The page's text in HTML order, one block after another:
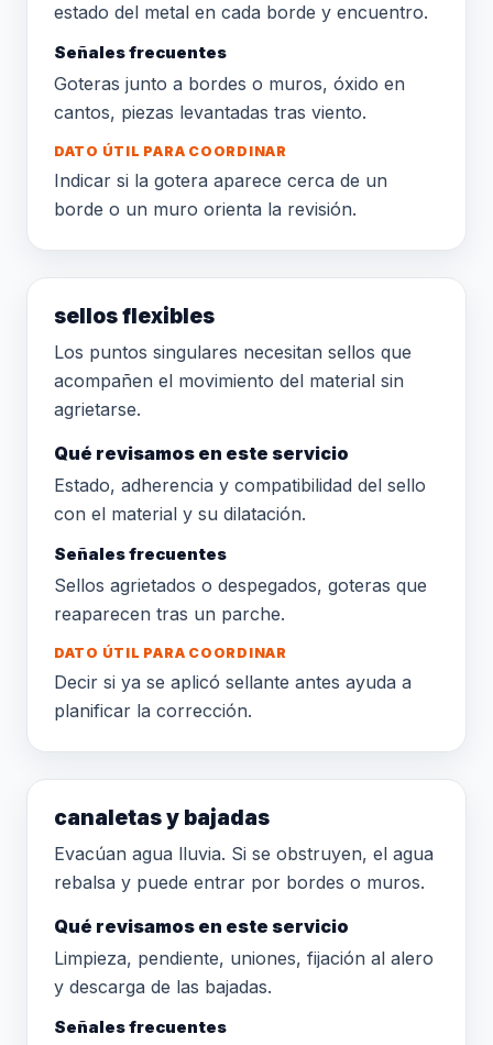
estado del metal en cada borde y encuentro.
Señales frecuentes
Goteras junto a bordes o muros, óxido en
cantos, piezas levantadas tras viento.
DATO ÚTIL PARA COORDINAR
Indicar si la gotera aparece cerca de un
borde o un muro orienta la revisión.
sellos flexibles
Los puntos singulares necesitan sellos que
acompañen el movimiento del material sin
agrietarse.
Qué revisamos en este servicio
Estado, adherencia y compatibilidad del sello
con el material y su dilatación.
Señales frecuentes
Sellos agrietados o despegados, goteras que
reaparecen tras un parche.
DATO ÚTIL PARA COORDINAR
Decir si ya se aplicó sellante antes ayuda a
planificar la corrección.
canaletas y bajadas
Evacúan agua lluvia. Si se obstruyen, el agua
rebalsa y puede entrar por bordes o muros.
Qué revisamos en este servicio
Limpieza, pendiente, uniones, fijación al alero
y descarga de las bajadas.
Señales frecuentes